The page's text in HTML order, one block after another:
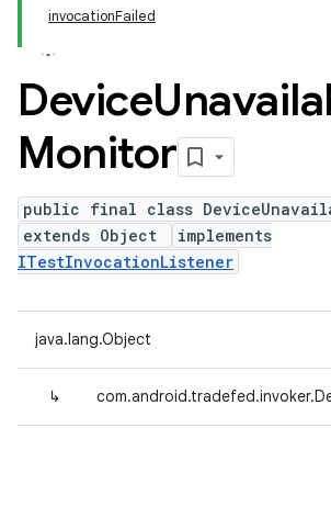
invocationFailed
Device
Monitor
public final class
extends Object
implements
ITestInvocationListener
java.lang.Object
↳